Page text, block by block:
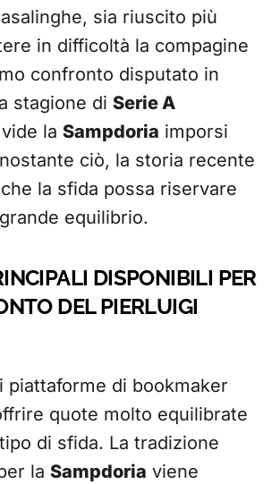
sia riuscito più
in difficoltà la compagine
confronto disputato in
stagione di Serie A
la Sampdoria imporsi
ciò, la storia recente
la sfida possa riservare
equilibrio.
DISPONIBILI PER
DEL PIERLUIGI
piattaforme di bookmaker
quote molto equilibrate
di sfida. La tradizione
la Sampdoria viene